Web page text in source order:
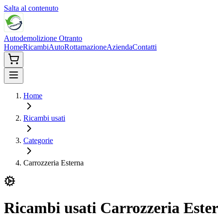
Salta al contenuto
Autodemolizione Otranto
HomeRicambiAutoRottamazioneAziendaContatti
Home
Ricambi usati
Categorie
Carrozzeria Esterna
Ricambi usati Carrozzeria